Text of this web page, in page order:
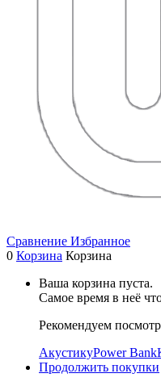
Сравнение Избранное
0 Корзина Корзина
Ваша корзина пуста.
Самое время в неё
Рекомендуем
АкустикуPower Bank
Продолжить покупки